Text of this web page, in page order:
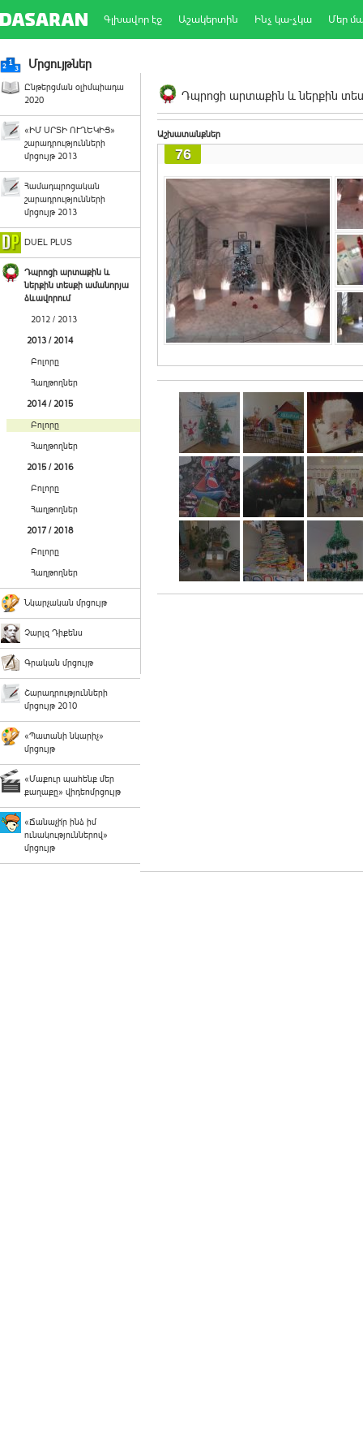
Գլխավոր էջ Աշակերտին Ինչ կա-չկա Մեր
Մրցույթներ
Ընթերցման օլիմպիադա
2020
«ԻՄ ՍՐՏԻ ՈՒՂԵԿԻՑ»
շարադրությունների
մրցույթ 2013
Համադպրոցական
շարադրությունների
մրցույթ 2013
DUEL PLUS
Դպրոցի արտաքին և
ներքին տեսքի ամանորյա
ձևավորում
2012 / 2013
2013 / 2014
Բոլորը
Հաղթողներ
2014 / 2015
Բոլորը
Հաղթողներ
2015 / 2016
Բոլորը
Հաղթողներ
2017 / 2018
Բոլորը
Հաղթողներ
Նկարչական մրցույթ
Չարլզ Դիքենս
Գրական մրցույթ
Շարադրությունների
մրցույթ 2010
«Պատանի նկարիչ»
մրցույթ
«Մաքուր պահենք մեր
քաղաքը» վիդեոմրցույթ
«Ճանաչի՛ր ինձ իմ
ունակություններով»
մրցույթ
Դպրոցի արտաքին և ներքին
Աշխատանքներ
76